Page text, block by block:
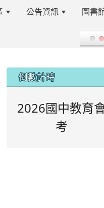
公告資訊 圖書
登入
倒數計時
2026國中教育
考